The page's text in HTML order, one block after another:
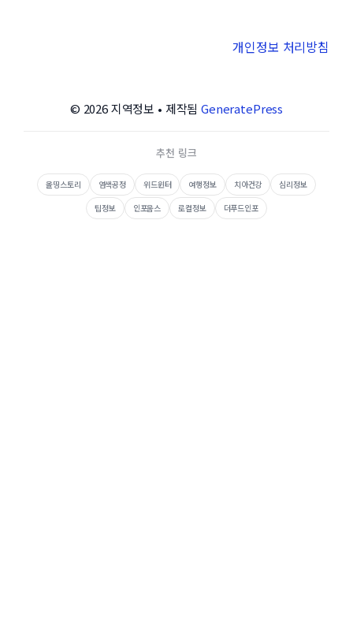
개인정보 처리방침
© 2026 지역정보 • 제작됨GeneratePress
추천 링크
올띵스토리 염색공정 위드윈터 여행정보 치아건강
심리정보
팁정보
인포웁스 로컬정보 더푸드인포